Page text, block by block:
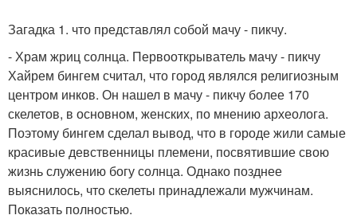
Загадка 1. что представлял собой мачу - пикчу.
- Храм жриц солнца. Первооткрыватель мачу - пикчу
Хайрем бингем считал, что город являлся религиозным
центром инков. Он нашел в мачу - пикчу более 170
скелетов, в основном, женских, по мнению археолога.
Поэтому бингем сделал вывод, что в городе жили самые
красивые девственницы племени, посвятившие свою
жизнь служению богу солнца. Однако позднее
выяснилось, что скелеты принадлежали мужчинам.
Показать полностью.